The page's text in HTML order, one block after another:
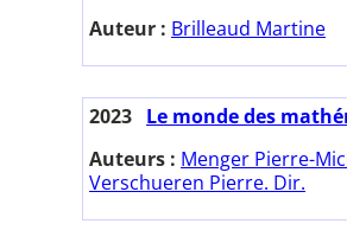
Auteur : Brilleaud Martine
2023 Le monde des
Auteurs : Menger Pierre-
Verschueren Pierre. Dir.